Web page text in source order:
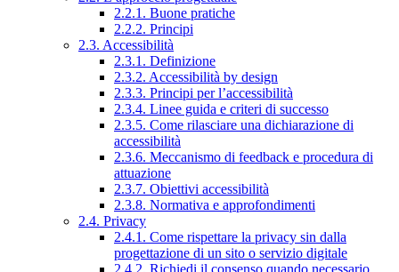
2.2.1. Buone pratiche
2.2.2. Principi
2.3. Accessibilità
2.3.1. Definizione
2.3.2. Accessibilità by design
2.3.3. Principi per l’accessibilità
2.3.4. Linee guida e criteri di successo
2.3.5. Come rilasciare una dichiarazione di
accessibilità
2.3.6. Meccanismo di feedback e procedura di
attuazione
2.3.7. Obiettivi accessibilità
2.3.8. Normativa e approfondimenti
2.4. Privacy
2.4.1. Come rispettare la privacy sin dalla
progettazione di un sito o servizio digitale
2.4.2. Richiedi il consenso quando necessario